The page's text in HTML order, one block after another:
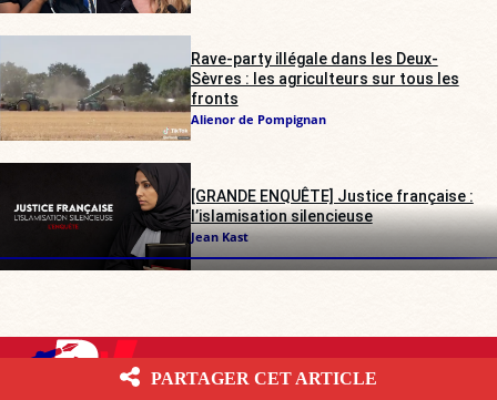
Rave-party illégale dans les Deux-
Sèvres : les agriculteurs sur tous les
fronts
Alienor de Pompignan
[GRANDE ENQUÊTE] Justice française :
l’islamisation silencieuse
Jean Kast
PARTAGER CET ARTICLE